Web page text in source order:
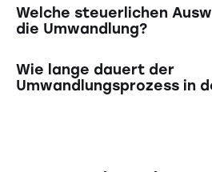
der Statuten, wobei
Unterlagen dem
einzureichen sind.
erstellt und eingereicht
In der GmbH haften die
Regel nur bis zur Höhe
Haftung der
Welche steuerlichen
die Umwandlung?
Die GmbH wird als
Person steuerpflichtig. Der
Wie lange dauert der
Umwandlungsprozess in